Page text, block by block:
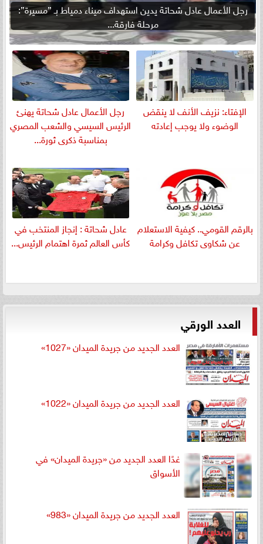
رجل الأعمال عادل شحاتة يدين استهداف ميناء دمياط بـ ”مسيرة”:
مرحلة فارقة...
الإفتاء: نزيف الأنف لا ينقض
الوضوء ولا يوجب إعادته
رجل الأعمال عادل شحاتة يهنئ
الرئيس السيسي والشعب المصري
بمناسبة ذكرى ثورة...
بالرقم القومي.. كيفية الاستعلام
عن شكاوى تكافل وكرامة
عادل شحاتة : إنجاز المنتخب في
كأس العالم ثمرة اهتمام الرئيس...
العدد الورقي
العدد الجديد من جريدة الميدان «1027»
العدد الجديد من جريدة الميدان «1022»
غدًا العدد الجديد من «جريدة الميدان» في
الأسواق
العدد الجديد من جريدة الميدان «983»